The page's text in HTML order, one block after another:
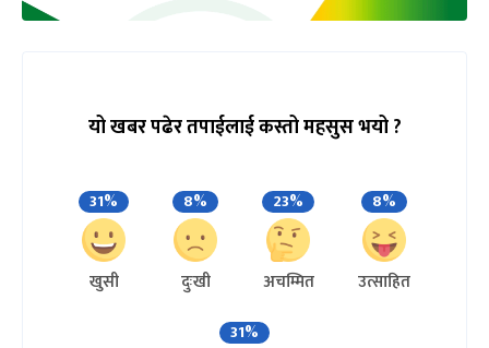
यो खबर पढेर तपाईलाई कस्तो महसुस भयो ?
31%
खुसी
8%
दुःखी
23%
अचम्मित
8%
उत्साहित
31%